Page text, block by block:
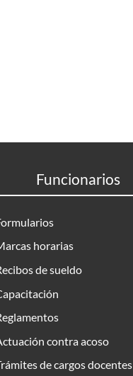
Funcionarios
horarias
de sueldo
contra acoso
de cargos docentes